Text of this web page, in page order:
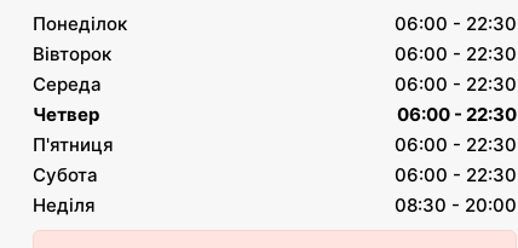
Понеділок
06:00 - 22:30
Вівторок
06:00 - 22:30
Середа
06:00 - 22:30
Четвер
06:00 - 22:30
П'ятниця
06:00 - 22:30
Субота
06:00 - 22:30
Неділя
08:30 - 20:00